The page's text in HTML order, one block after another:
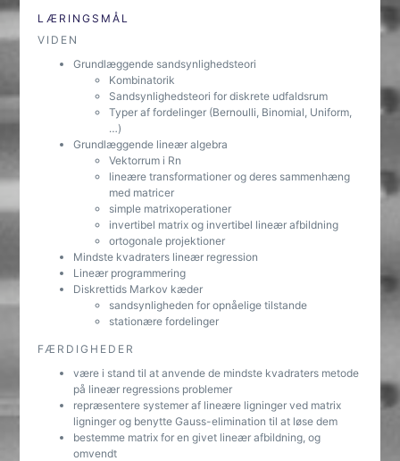
LÆRINGSMÅL
VIDEN
Grundlæggende sandsynlighedsteori
Kombinatorik
Sandsynlighedsteori for diskrete udfaldsrum
Typer af fordelinger (Bernoulli, Binomial, Uniform,
…)
Grundlæggende lineær algebra
Vektorrum i Rn
lineære transformationer og deres sammenhæng
med matricer
simple matrixoperationer
invertibel matrix og invertibel lineær afbildning
ortogonale projektioner
Mindste kvadraters lineær regression
Lineær programmering
Diskrettids Markov kæder
sandsynligheden for opnåelige tilstande
stationære fordelinger
FÆRDIGHEDER
være i stand til at anvende de mindste kvadraters metode
på lineær regressions problemer
repræsentere systemer af lineære ligninger ved matrix
ligninger og benytte Gauss-elimination til at løse dem
bestemme matrix for en givet lineær afbildning, og
omvendt